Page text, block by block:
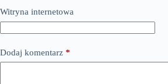
Witryna internetowa
Dodaj komentarz *